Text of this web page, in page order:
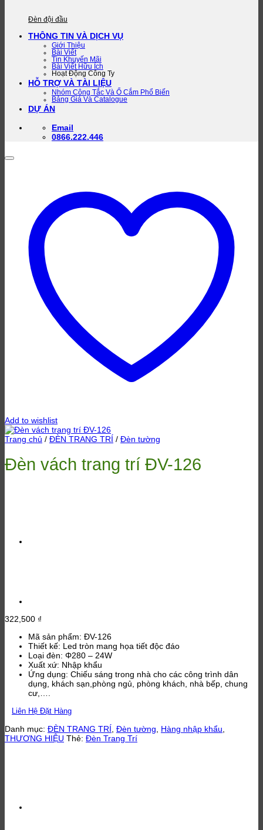
Đèn đội đầu
THÔNG TIN VÀ DỊCH VỤ
Giới Thiệu
Bài Viết
Tin Khuyến Mãi
Bài Viết Hữu Ích
Hoạt Động Công Ty
HỖ TRỢ VÀ TÀI LIỆU
Nhóm Công Tắc Và Ổ Cắm Phổ Biến
Bảng Giá Và Catalogue
DỰ ÁN
Email
0866.222.446
Add to wishlist
Trang chủ / ĐÈN TRANG TRÍ / Đèn tường
Đèn vách trang trí ĐV-126
322,500 ₫
Mã sản phẩm: ĐV-126
Thiết kế: Led tròn mang họa tiết độc đáo
Loại đèn: Φ280 – 24W
Xuất xứ: Nhập khẩu
Ứng dụng: Chiếu sáng trong nhà cho các công trình dân
dụng, khách sạn,phòng ngủ, phòng khách, nhà bếp, chung
cư,….
Liên Hệ Đặt Hàng
Danh mục: ĐÈN TRANG TRÍ Đèn tường Hàng nhập khẩu
THƯƠNG HIỆU Thẻ: Đèn Trang Trí